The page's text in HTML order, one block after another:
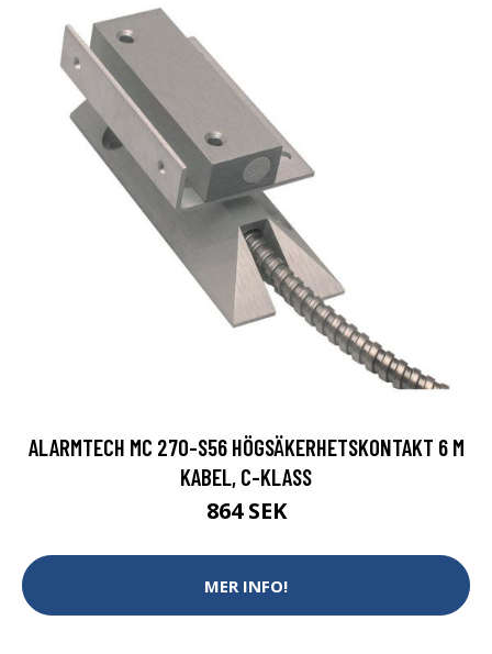
ALARMTECH MC 270-S56 HÖGSÄKERHETSKONTAKT 6 M
KABEL, C-KLASS
864 SEK
MER INFO!